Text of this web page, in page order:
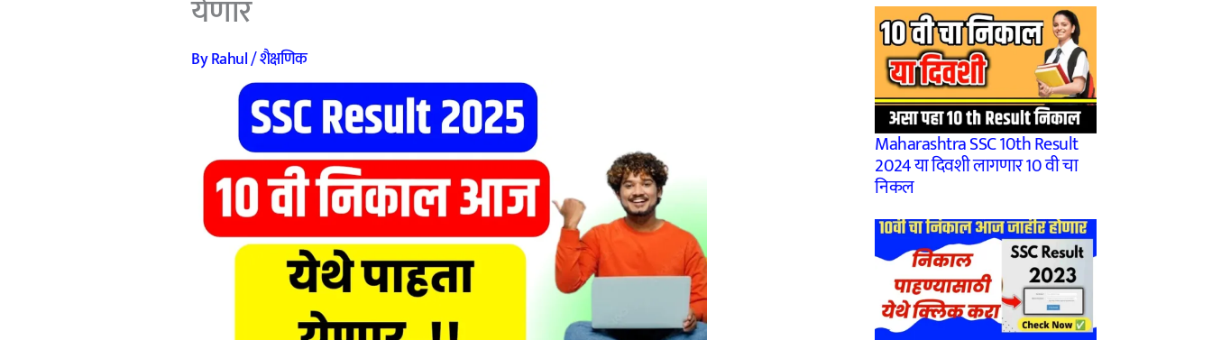
येणार
ByRahul/शैक्षणिक
Maharashtra SSC 10th Result
2024 या दिवशी लागणार 10 वी चा
निकल